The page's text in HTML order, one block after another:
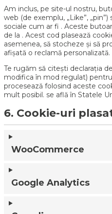
Am inclus, pe site-ul nostru,
web (de exemplu, „Like”,
sociale cum ar fi . Aceste
de la . Acest cod plasează
asemenea, să stocheze și să
afișată o reclamă personalizată.
Te rugăm să citești declarația
modifica în mod regulat)
procesează folosind aceste
mult posibil. se află în Statele
6. Cookie-uri
WooCommerce
Google Analytics